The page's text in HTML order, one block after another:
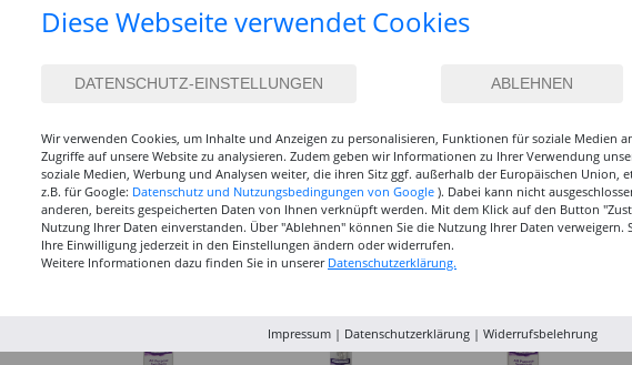
& KUNST
Diese Webseite verwendet Cookies
Wir verwenden Cookies, um Inhalte und Anzeigen zu personalisieren, Funktionen für soziale Medien
Zugriffe auf unsere Website zu analysieren. Zudem geben wir Informationen zu Ihrer Verwendung
soziale Medien, Werbung und Analysen weiter, die ihren Sitz ggf. außerhalb der Europäischen Union,
z.B. für Google: Datenschutz und Nutzungsbedingungen von Google ). Dabei kann nicht
anderen, bereits gespeicherten Daten von Ihnen verknüpft werden. Mit dem Klick auf den Button
Nutzung Ihrer Daten einverstanden. Über "Ablehnen" können Sie die Nutzung Ihrer Daten verweigern.
Ihre Einwilligung jederzeit in den Einstellungen ändern oder widerrufen.
Weitere Informationen dazu finden Sie in unserer Datenschutzerklärung.
Impressum| Datenschutzerklärung| Widerrufsbelehrung